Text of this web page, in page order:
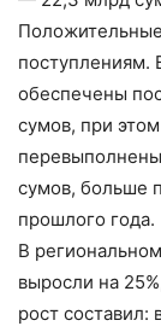
поступлениям.
обеспечены
сумов, при
перевыполнены
сумов, больше
прошлого года.
В
выросли на
рост